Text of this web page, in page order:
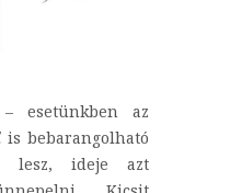
esetünkben az
is bebarangolható
lesz, ideje azt